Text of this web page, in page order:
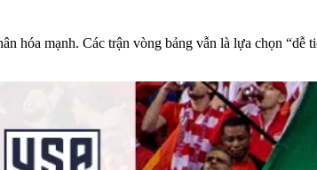
hóa mạnh. Các trận vòng bảng vẫn là lựa chọn